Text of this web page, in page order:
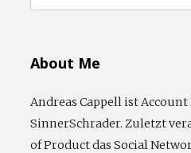
nach:
About Me
Andreas Cappell ist
SinnerSchrader. Zuletzt
of Product das Social